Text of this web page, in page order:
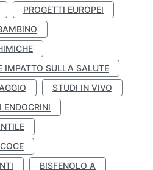
PROGETTI EUROPEI
IMPATTO SULLA SALUTE
STUDI IN VIVO
ENDOCRINI
BISFENOLO A